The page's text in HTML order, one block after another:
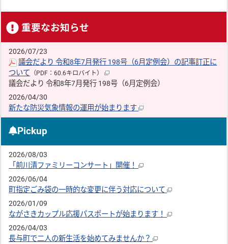
重要なお知らせ
2026/07/23
議会だより 令和8年7月発行 198号（6月定例会）の記事訂正に
ついて （PDF：60.6キロバイト）
議会だより 令和8年7月発行 198号（6月定例会）
2026/04/30
新たな防災気象情報の運用が始まります
Pickup
2026/08/03
「前川清ファミリーコンサート」開催！
2026/06/04
町指定ごみ袋の一時的な変更に伴う対応について
2026/01/09
ながさきカップル応援パスポートが始まります！
2026/04/03
長与町で二人の新生活を始めてみませんか？